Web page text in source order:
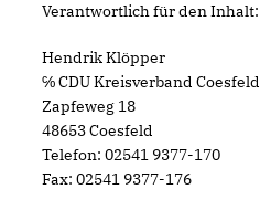
Verantwortlich für den Inhalt:
Hendrik Klöpper
℅ CDU Kreisverband Coesfeld
Zapfeweg 18
48653 Coesfeld
Telefon: 02541 9377-170
Fax: 02541 9377-176